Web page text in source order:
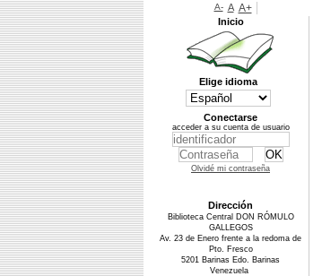
A- A A+
Inicio
Elige idioma
Conectarse
acceder a su cuenta de usuario
Olvidé mi contraseña
Dirección
Biblioteca Central DON RÓMULO
GALLEGOS
Av. 23 de Enero frente a la redoma de
Pto. Fresco
5201 Barinas Edo. Barinas
Venezuela